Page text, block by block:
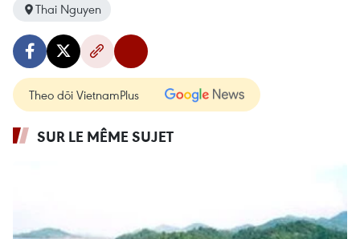
Thai Nguyen
Theo dõi VietnamPlus
SUR LE MÊME SUJET